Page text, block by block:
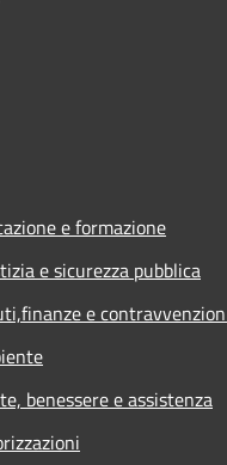
e formazione
e sicurezza pubblica
e
benessere e assistenza